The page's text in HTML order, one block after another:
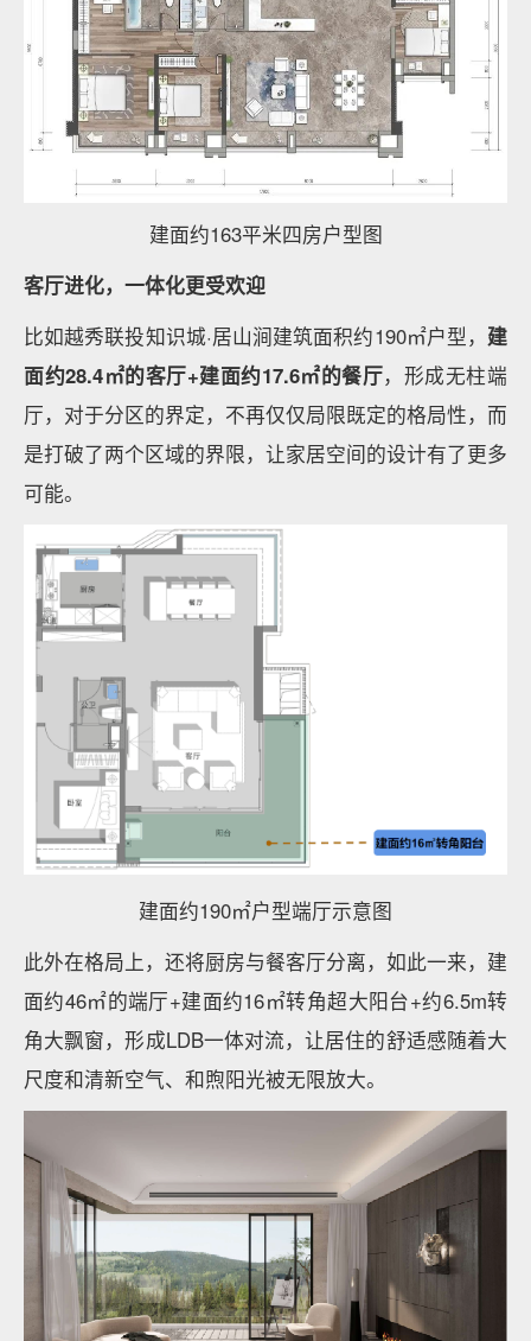
建面约163平米四房户型图
客厅进化，一体化更受欢迎
比如越秀联投知识城·居山涧建筑面积约190㎡户型， 建
面约28.4㎡的客厅+建面约17.6㎡的餐厅，形成无柱端
厅，对于分区的界定，不再仅仅局限既定的格局性，而
是打破了两个区域的界限，让家居空间的设计有了更多
可能。
建面约190㎡户型端厅示意图
此外在格局上，还将厨房与餐客厅分离，如此一来，建
面约46㎡的端厅+建面约16㎡转角超大阳台+约6.5m转
角大飘窗，形成LDB一体对流，让居住的舒适感随着大
尺度和清新空气、和煦阳光被无限放大。